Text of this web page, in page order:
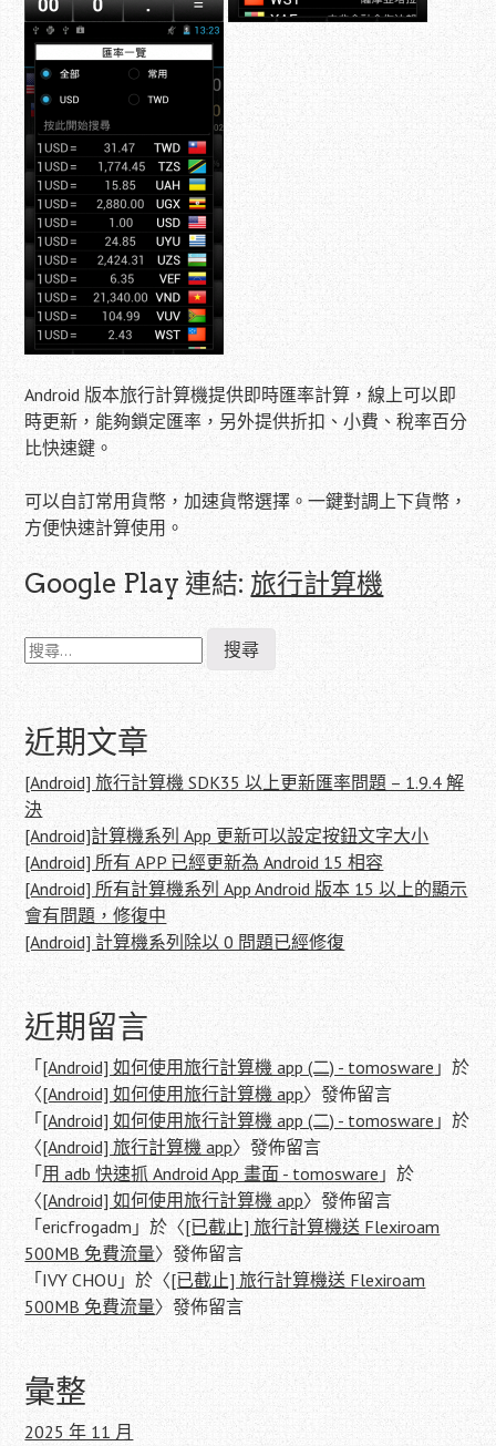
Android 版本旅行計算機提供即時匯率計算，線上可以即
時更新，能夠鎖定匯率，另外提供折扣、小費、稅率百分
比快速鍵。
可以自訂常用貨幣，加速貨幣選擇。一鍵對調上下貨幣，
方便快速計算使用。
Google Play 連結: 旅行計算機
搜
尋
字:
近期文章
[Android] 旅行計算機 SDK35 以上更新匯率問題 – 1.9.4 解
決
[Android]計算機系列 App 更新可以設定按鈕文字大小
[Android] 所有 APP 已經更新為 Android 15 相容
[Android] 所有計算機系列 App Android 版本 15 以上的顯示
會有問題，修復中
[Android] 計算機系列除以 0 問題已經修復
近期留言
「[Android] 如何使用旅行計算機 app (二) - tomosware 」於
〈[Android] 如何使用旅行計算機 app〉發佈留言
「[Android] 如何使用旅行計算機 app (二) - tomosware 」於
〈[Android] 旅行計算機 app〉發佈留言
「用 adb 快速抓 Android App 畫面 - tomosware 」於
〈[Android] 如何使用旅行計算機 app〉發佈留言
「ericfrogadm 」於〈[已截止] 旅行計算機送 Flexiroam
500MB 免費流量〉發佈留言
「IVY CHOU 」於〈[已截止] 旅行計算機送 Flexiroam
500MB 免費流量〉發佈留言
彙整
2025 年 11 月